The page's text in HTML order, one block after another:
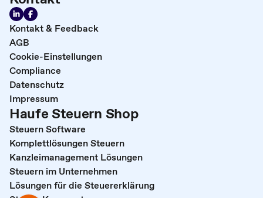
Kontakt & Feedback
AGB
Cookie-Einstellungen
Compliance
Datenschutz
Impressum
Haufe Steuern Shop
Steuern Software
Komplettlösungen Steuern
Kanzleimanagement Lösungen
Steuern im Unternehmen
Lösungen für die Steuererklärung